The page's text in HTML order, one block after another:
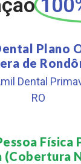
Plano
de
Dental
RO
Física
(Cobertura